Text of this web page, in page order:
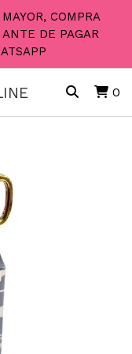
COMPRA
DE PAGAR
0